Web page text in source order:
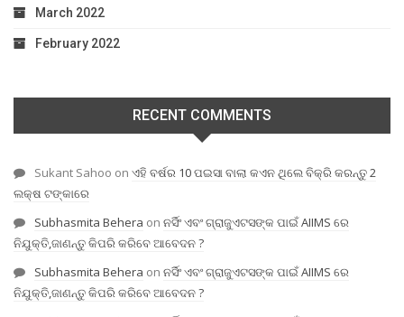
March 2022
February 2022
RECENT COMMENTS
Sukant Sahoo on ଏହି ବର୍ଷର 10 ପଇସା ବାଲା କଏନ ଥିଲେ ବିକ୍ରି କରନ୍ତୁ 2
ଲକ୍ଷ ଟଙ୍କାରେ
Subhasmita Behera on ନର୍ସିଂ ଏବଂ ଗ୍ରାଜୁଏଟସଙ୍କ ପାଇଁ AIIMS ରେ
ନିଯୁକ୍ତି,ଜାଣନ୍ତୁ କିପରି କରିବେ ଆବେଦନ ?
Subhasmita Behera on ନର୍ସିଂ ଏବଂ ଗ୍ରାଜୁଏଟସଙ୍କ ପାଇଁ AIIMS ରେ
ନିଯୁକ୍ତି,ଜାଣନ୍ତୁ କିପରି କରିବେ ଆବେଦନ ?